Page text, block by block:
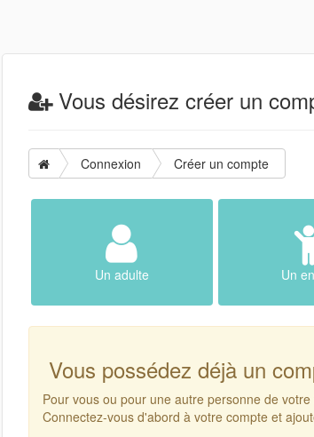
Vous désirez créer un
Connexion Créer un compte
Un adulte Un
Vous possédez déjà un
Pour vous ou pour une autre personne de votre
Connectez-vous d'abord à votre compte et